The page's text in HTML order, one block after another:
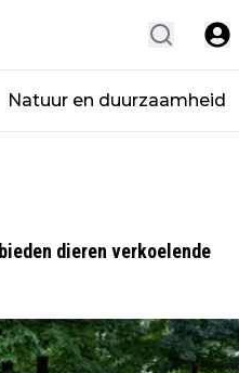
Natuur en duurzaamheid
dieren verkoelende